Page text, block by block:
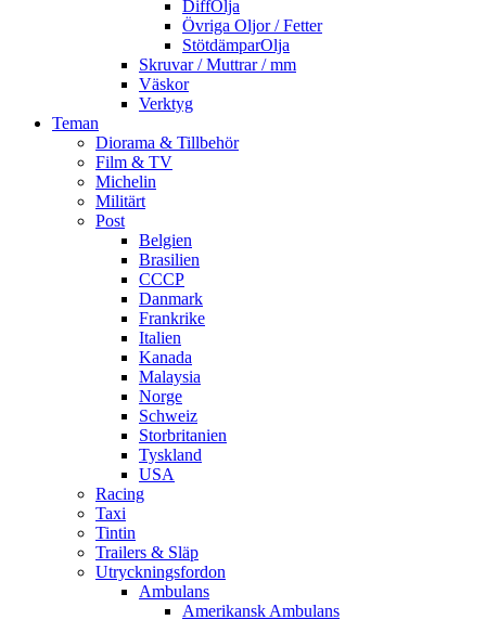
DiffOlja
Övriga Oljor / Fetter
StötdämparOlja
Skruvar / Muttrar / mm
Väskor
Verktyg
Teman
Diorama & Tillbehör
Film & TV
Michelin
Militärt
Post
Belgien
Brasilien
CCCP
Danmark
Frankrike
Italien
Kanada
Malaysia
Norge
Schweiz
Storbritanien
Tyskland
USA
Racing
Taxi
Tintin
Trailers & Släp
Utryckningsfordon
Ambulans
Amerikansk Ambulans